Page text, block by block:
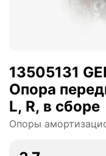
13505131
Опора
L, R, в сборе
Опоры